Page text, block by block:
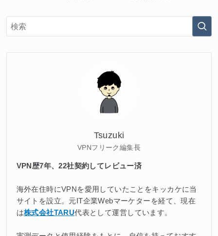
Tsuzuki
VPNフリーク編集長
VPN歴7年、22社契約してレビュー済
海外在住時にVPNを愛用していたことをキッカケに当
サイトを設立。元IT企業Webマーケターを経て、現在
は株式会社TARU代表として運営しています。